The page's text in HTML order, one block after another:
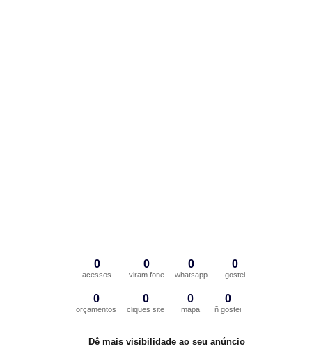
0
acessos
0
viram fone
0
whatsapp
0
gostei
0
orçamentos
0
cliques site
0
mapa
0
ñ gostei
Dê mais visibilidade ao seu anúncio